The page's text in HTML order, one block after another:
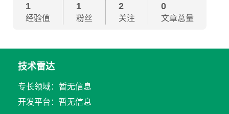
1
经验值
1
粉丝
2
关注
0
文章总量
技术雷达
专长领域：暂无信息
开发平台：暂无信息